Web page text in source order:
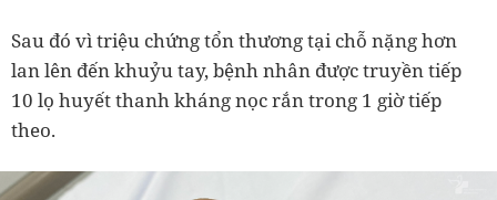
Sau đó vì triệu chứng tổn thương tại chỗ nặng hơn
lan lên đến khuỷu tay, bệnh nhân được truyền tiếp
10 lọ huyết thanh kháng nọc rắn trong 1 giờ tiếp
theo.